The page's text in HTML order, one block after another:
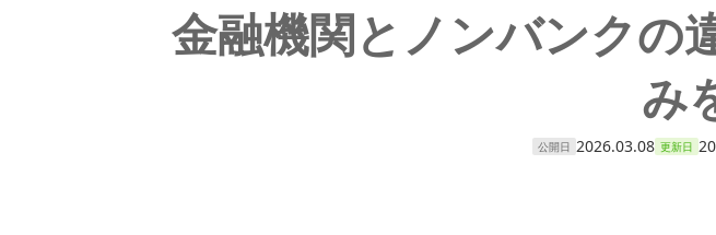
金融機関とノンバンクの
み
公開日 2026.03.08 更新日